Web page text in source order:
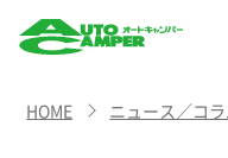
CAMPER
HOME ニュース／コ